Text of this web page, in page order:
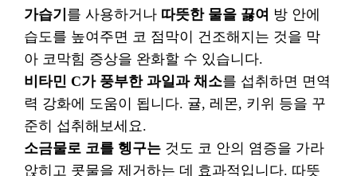
가습기 를 사용하거나 따뜻한 물을 끓여 방 안에
습도를 높여주면 코 점막이 건조해지는 것을 막
아 코막힘 증상을 완화할 수 있습니다.
비타민 C가 풍부한 과일과 채소를 섭취하면 면역
력 강화에 도움이 됩니다. 귤, 레몬, 키위 등을 꾸
준히 섭취해보세요.
소금물로 코를 헹구는 것도 코 안의 염증을 가라
앉히고 콧물을 제거하는 데 효과적입니다. 따뜻